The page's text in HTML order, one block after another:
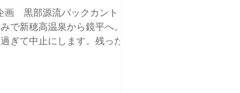
画 黒部源流バックカントリ
で新穂高温泉から鏡平へ。積
ぎて中止にします。残ったの